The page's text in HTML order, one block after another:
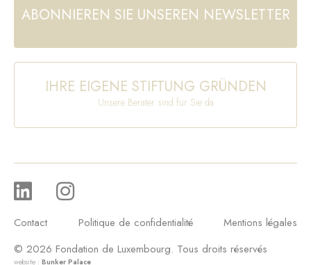
ABONNIEREN SIE UNSEREN NEWSLETTER
IHRE EIGENE STIFTUNG GRÜNDEN
Unsere Berater sind für Sie da
Contact Politique de confidentialité
Mentions légales
© 2026 Fondation de Luxembourg. Tous droits réservés
website : Bunker Palace